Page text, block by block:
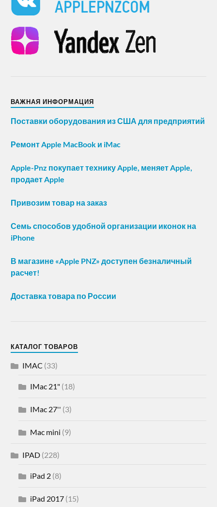
ВАЖНАЯ ИНФОРМАЦИЯ
Поставки оборудования из США для предприятий
Ремонт Apple MacBook и iMac
Apple-Pnz покупает технику Apple, меняет Apple,
продает Apple
Привозим товар на заказ
Семь способов удобной организации иконок на
iPhone
В магазине «Apple PNZ» доступен безналичный
расчет!
Доставка товара по России
КАТАЛОГ ТОВАРОВ
IMAC (33)
IMac 21" (18)
IMac 27'' (3)
Mac mini (9)
IPAD (228)
iPad 2 (8)
iPad 2017 (15)